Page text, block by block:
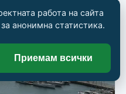
работа на сайта
анонимна статистика.
Приемам всички